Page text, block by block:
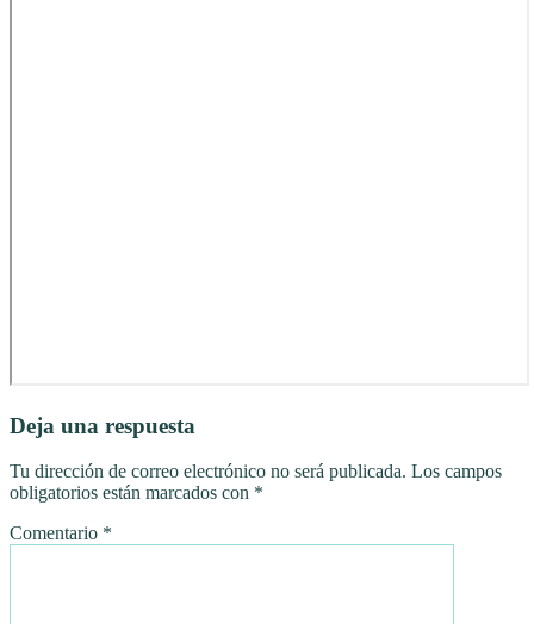
Deja una respuesta
Tu dirección de correo electrónico no será publicada. Los campos
obligatorios están marcados con *
Comentario *